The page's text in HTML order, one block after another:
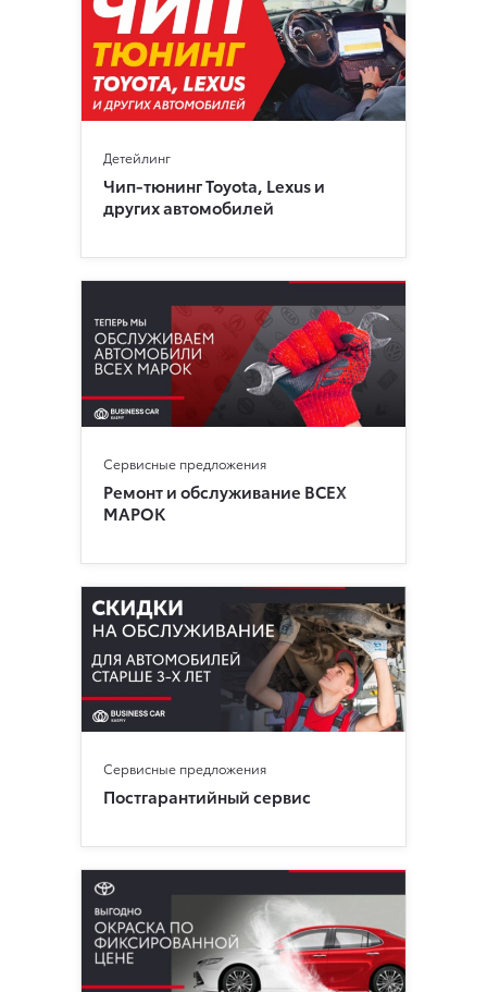
Детейлинг
Чип‑тюнинг Toyota, Lexus и
других автомобилей
Сервисные предложения
Ремонт и обслуживание ВСЕХ
МАРОК
Сервисные предложения
Постгарантийный сервис